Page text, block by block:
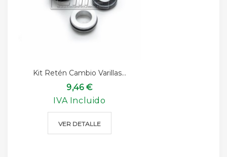
Kit Retén Cambio Varillas...
9,46 €
IVA Incluido
VER DETALLE